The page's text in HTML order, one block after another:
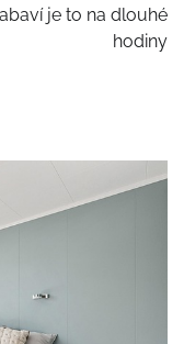
je to na dlouhé
hodiny